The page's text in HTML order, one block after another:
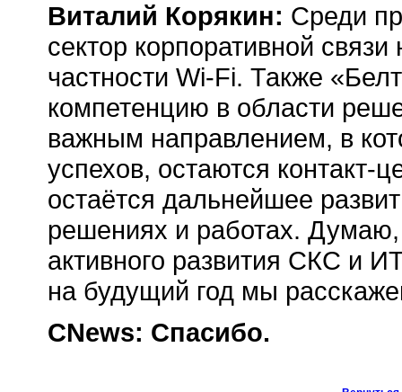
Виталий Корякин: Среди
сектор корпоративной
частности Wi-Fi. Также
компетенцию в области
важным направлением, в
успехов, остаются контакт-
остаётся дальнейшее
решениях и работах. Думаю,
активного развития СКС и
на будущий год мы
CNews: Спасибо.